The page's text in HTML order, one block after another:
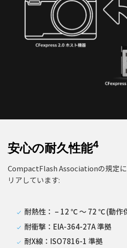
安心の耐久性能4
CompactFlash Associationの規定
リアしています:
耐熱性： – 12 ℃ ～ 72 ℃(動作
耐衝撃：EIA-364-27A 準拠
耐X線：ISO7816-1 準拠